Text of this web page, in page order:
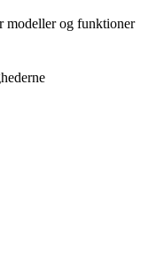
modeller og funktioner